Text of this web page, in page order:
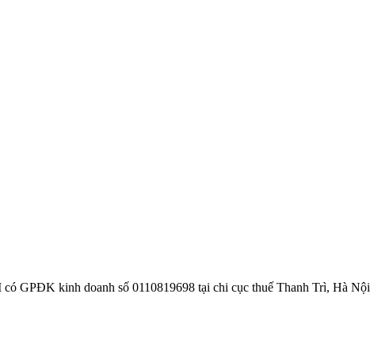
GPĐK kinh doanh số 0110819698 tại chi cục thuế Thanh Trì, Hà Nội